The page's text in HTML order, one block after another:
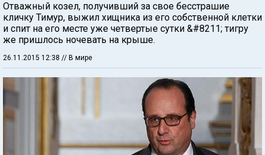
Отважный козел, получивший за свое бесстрашие
кличку Тимур, выжил хищника из его собственной клетки
и спит на его месте уже четвертые сутки &#8211; тигру
же пришлось ночевать на крыше.
26.11.2015 12:38 // В мире